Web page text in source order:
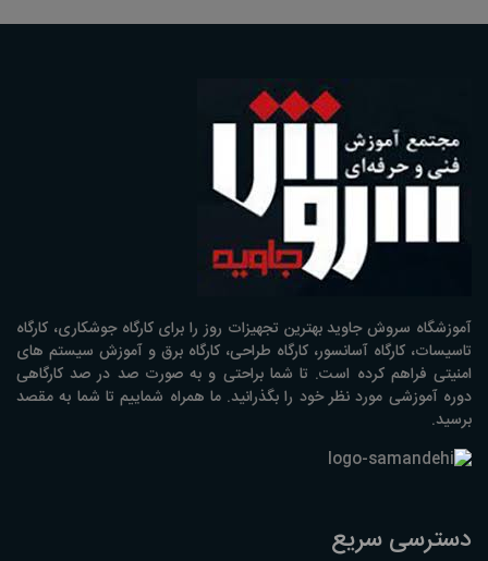
آموزشگاه سروش جاوید بهترین تجهیزات روز را برای کارگاه جوشکاری، کارگاه
تاسیسات، کارگاه آسانسور، کارگاه طراحی، کارگاه برق و آموزش سیستم های
امنیتی فراهم کرده است. تا شما براحتی و به صورت صد در صد کارگاهی
دوره آموزشی مورد نظر خود را بگذرانید. ما همراه شماییم تا شما به مقصد
برسید.
دسترسی سریع